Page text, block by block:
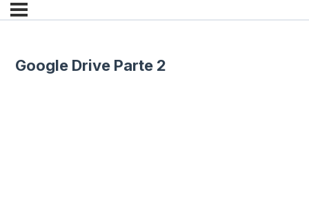
Google Drive Parte 2